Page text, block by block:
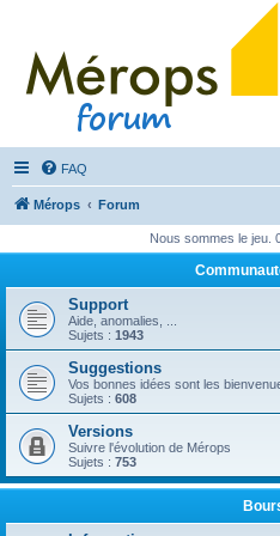
FAQ
Mérops Forum
Nous sommes le jeu.
Support
Aide, anomalies, ...
Sujets : 1943
Suggestions
Vos bonnes idées sont les
Sujets : 608
Versions
Suivre l'évolution de Mérops
Sujets : 753